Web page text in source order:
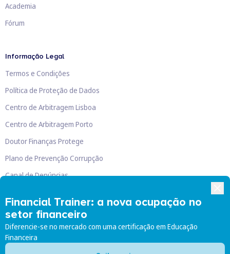
Financial Trainer: a nova ocupação no
setor financeiro
Diferencie-se no mercado com uma certificação em Educação
Financeira
Academia
Fórum
Informação Legal
Termos e Condições
Política de Proteção de Dados
Centro de Arbitragem Lisboa
Centro de Arbitragem Porto
Doutor Finanças Protege
Plano de Prevenção Corrupção
Canal de Denúncias
Doutor Finanças, Lda